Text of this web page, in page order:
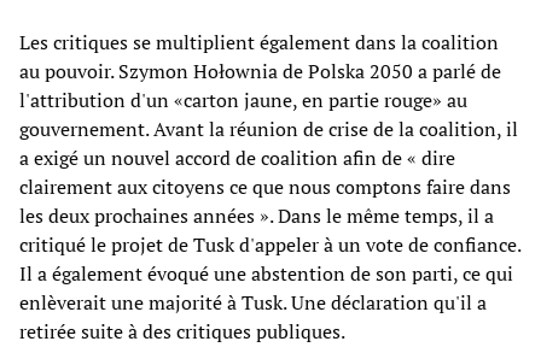
Les critiques se multiplient également dans la coalition
au pouvoir. Szymon Hołownia de Polska 2050 a parlé de
l'attribution d'un «carton jaune, en partie rouge» au
gouvernement. Avant la réunion de crise de la coalition, il
a exigé un nouvel accord de coalition afin de « dire
clairement aux citoyens ce que nous comptons faire dans
les deux prochaines années ». Dans le même temps, il a
critiqué le projet de Tusk d'appeler à un vote de confiance.
Il a également évoqué une abstention de son parti, ce qui
enlèverait une majorité à Tusk. Une déclaration qu'il a
retirée suite à des critiques publiques.